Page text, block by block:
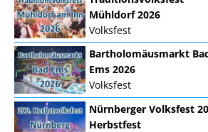
Mühldorf 2026
Volksfest
Bartholomäusmarkt
Ems 2026
Volksfest
Nürnberger Volksfest
Herbstfest